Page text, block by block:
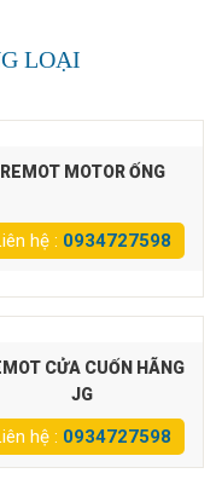
LOẠI
REMOT MOTOR ỐNG
hệ : 0934727598
CỬA CUỐN HÃNG
JG
hệ : 0934727598